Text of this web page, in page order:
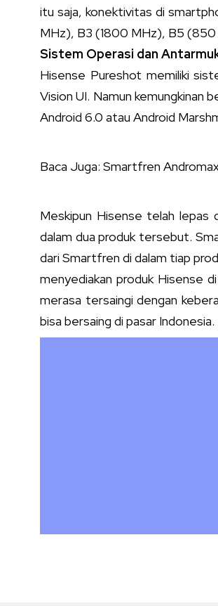
itu saja, konektivitas di
MHz), B3 (1800 MHz), B5
Sistem Operasi dan
Hisense Pureshot memiliki
Vision UI. Namun kemungkinan
Android 6.0 atau Android
Baca Juga: Smartfren
Meskipun Hisense telah lepas
dalam dua produk tersebut.
dari Smartfren di dalam tiap
menyediakan produk Hisense
merasa tersaingi dengan
bisa bersaing di pasar Indonesia.